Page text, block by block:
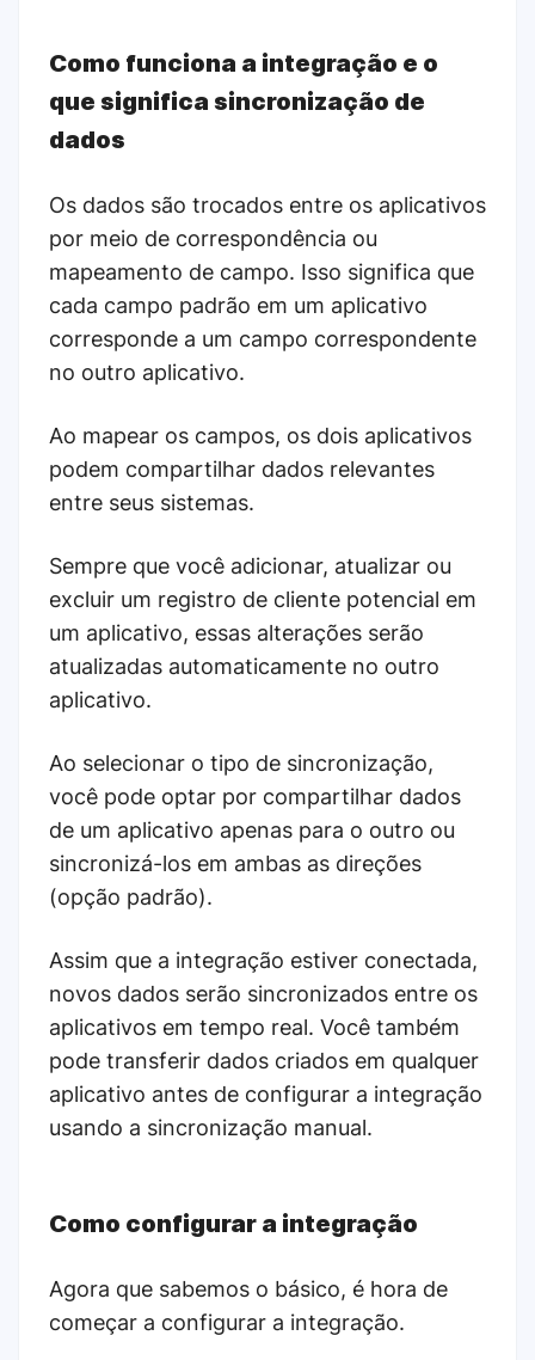
Como funciona a integração e o
que significa sincronização de
dados
Os dados são trocados entre os aplicativos
por meio de correspondência ou
mapeamento de campo. Isso significa que
cada campo padrão em um aplicativo
corresponde a um campo correspondente
no outro aplicativo.
Ao mapear os campos, os dois aplicativos
podem compartilhar dados relevantes
entre seus sistemas.
Sempre que você adicionar, atualizar ou
excluir um registro de cliente potencial em
um aplicativo, essas alterações serão
atualizadas automaticamente no outro
aplicativo.
Ao selecionar o tipo de sincronização,
você pode optar por compartilhar dados
de um aplicativo apenas para o outro ou
sincronizá-los em ambas as direções
(opção padrão).
Assim que a integração estiver conectada,
novos dados serão sincronizados entre os
aplicativos em tempo real. Você também
pode transferir dados criados em qualquer
aplicativo antes de configurar a integração
usando a sincronização manual.
Como configurar a integração
Agora que sabemos o básico, é hora de
começar a configurar a integração.